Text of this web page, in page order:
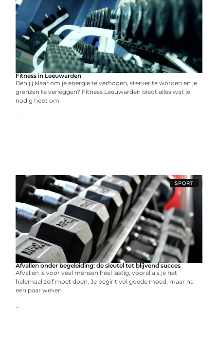
Fitness in Leeuwarden
Ben jij klaar om je energie te verhogen, sterker te worden en je
grenzen te verleggen? Fitness Leeuwarden biedt alles wat je
nodig hebt om
...
SPORT
Afvallen onder begeleiding: de sleutel tot blijvend succes
Afvallen is voor veel mensen heel lastig, vooral als je het
helemaal zelf moet doen. Je begint vol goede moed, maar na
een paar weken
...